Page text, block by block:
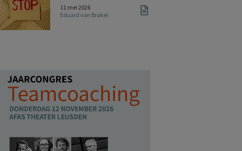
11 mei 2026
Eduard van Brakel